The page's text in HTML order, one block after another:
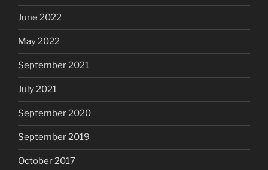
June 2022
May 2022
September 2021
July 2021
September 2020
September 2019
October 2017